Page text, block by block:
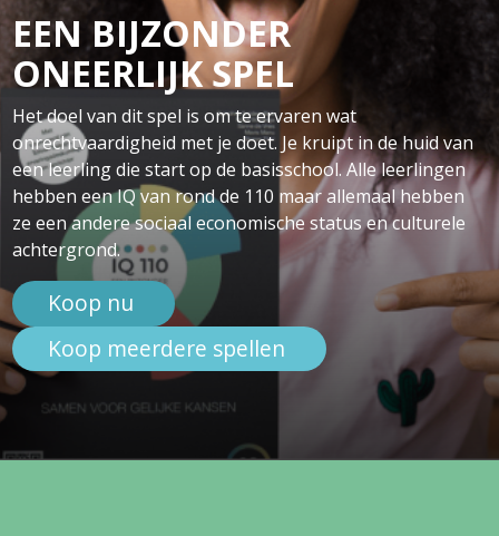
EEN BIJZONDER
ONEERLIJK SPEL
Het doel van dit spel is om te ervaren wat
onrechtvaardigheid met je doet. Je kruipt in de huid van
een leerling die start op de basisschool. Alle leerlingen
hebben een IQ van rond de 110 maar allemaal hebben
ze een andere sociaal economische status en culturele
achtergrond.
Koop nu
Koop meerdere spellen